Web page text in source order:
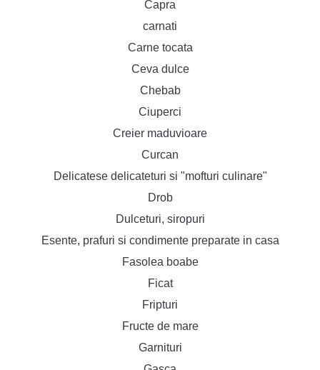
Capra
carnati
Carne tocata
Ceva dulce
Chebab
Ciuperci
Creier maduvioare
Curcan
Delicatese delicateturi si "mofturi culinare"
Drob
Dulceturi, siropuri
Esente, prafuri si condimente preparate in casa
Fasolea boabe
Ficat
Fripturi
Fructe de mare
Garnituri